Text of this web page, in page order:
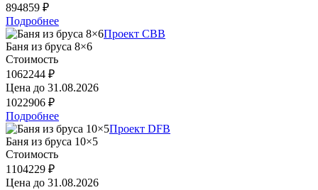
894859 ₽
Подробнее
Проект CBB
Баня из бруса 8×6
Стоимость
1062244 ₽
Цена до 31.08.2026
1022906 ₽
Подробнее
Проект DFB
Баня из бруса 10×5
Стоимость
1104229 ₽
Цена до 31.08.2026